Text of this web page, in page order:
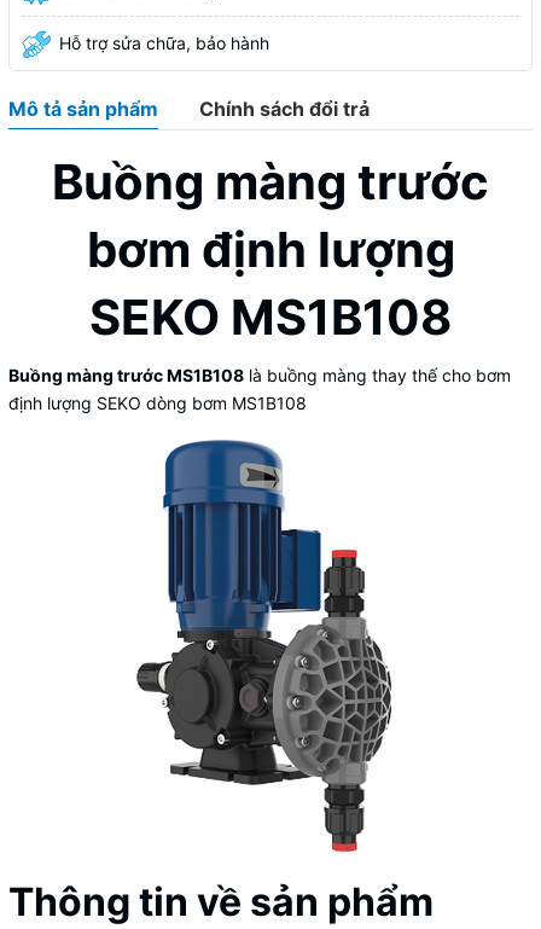
Hỗ trợ sửa chữa, bảo hành
Mô tả sản phẩm Chính sách đổi trả
Buồng màng trước
bơm định lượng
SEKO MS1B108
Buồng màng trước MS1B108 là buồng màng thay thế cho bơm
định lượng SEKO dòng bơm MS1B108
Thông tin về sản phẩm